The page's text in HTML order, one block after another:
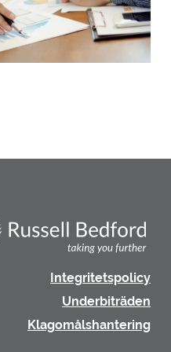
Integritetspolicy
Underbiträden
Klagomålshantering